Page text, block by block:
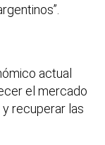
actual
el mercado
recuperar las